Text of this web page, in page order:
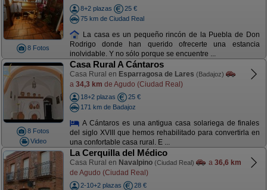
8 Fotos
8+2 plazas
25 €
75 km de Ciudad Real
La casa es un pequeño rincón de la Puebla de Don
Rodrigo donde han querido ofrecerte una estancia
inolvidable. Y no sólo porque se encuentre ...
8 Fotos
Video
Casa Rural A Cántaros
Casa Rural en Esparragosa de Lares (Badajoz)
a 34,3 km de Agudo (Ciudad Real)
18+2 plazas
25 €
171 km de Badajoz
A Cántaros es una antigua casa solariega de finales
del siglo XVIII que hemos rehabilitado para convertirla en
una confortable casa rural. E ...
La Cerquilla del Médico
Casa Rural en Navalpino (Ciudad Real) a 36,6 km
de Agudo (Ciudad Real)
2-10+2 plazas
28 €